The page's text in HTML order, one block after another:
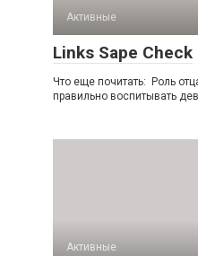
Активные
Links Sape Check
Что еще почитать: Роль
правильно воспитывать
Активные